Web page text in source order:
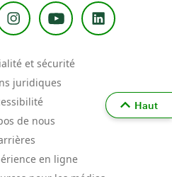
et sécurité
juridiques
de nous
en ligne
Haut